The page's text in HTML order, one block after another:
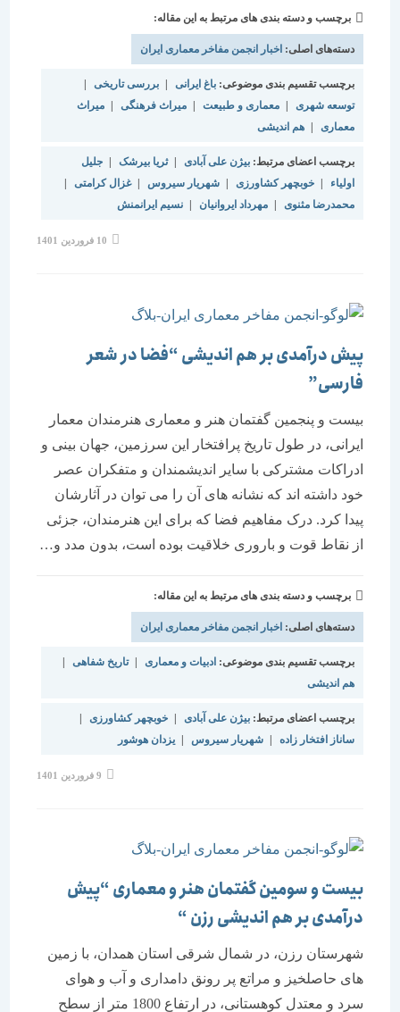
برچسب و دسته بندی های مرتبط به این مقاله:
دسته‌های اصلی:اخبار انجمن مفاخر معماری ایران
برچسب تقسیم بندی موضوعی:باغ ایرانی | بررسی تاریخی |
توسعه شهری | معماری و طبیعت | میراث فرهنگی |
میراث
معماری | هم اندیشی
برچسب اعضای مرتبط:بیژن علی آبادی | ثریا بیرشک |
جلیل
اولیاء | خوبچهر کشاورزی | شهریار سیروس | غزال کرامتی |
محمدرضا مثنوی | مهرداد ایروانیان | نسیم ایرانمنش
پیش درآمدی بر هم اندیشی “فضا در شعر
فارسی”
بیست و پنجمین گفتمان هنر و معماری هنرمندان معمار
ایرانی، در طول تاریخ پرافتخار این سرزمین، جهان بینی و
ادراکات مشترکی با سایر اندیشمندان و متفکران عصر
خود داشته اند که نشانه های آن را می توان در آثارشان
پیدا کرد. درک مفاهیم فضا که برای این هنرمندان، جزئی
از نقاط قوت و باروری خلاقیت بوده است، بدون مدد و…
برچسب و دسته بندی های مرتبط به این مقاله:
دسته‌های اصلی:اخبار انجمن مفاخر معماری ایران
برچسب تقسیم بندی موضوعی:ادبیات و معماری | تاریخ شفاهی |
هم اندیشی
برچسب اعضای مرتبط:بیژن علی آبادی | خوبچهر کشاورزی
|
ساناز افتخار زاده | شهریار سیروس | یزدان هوشور
بیست و سومین گفتمان هنر و معماری “پیش
درآمدی بر هم اندیشی رزن “
شهرستان رزن، در شمال شرقی استان همدان، با زمین
های حاصلخیز و مراتع پر رونق دامداری و آب و هوای
سرد و معتدل کوهستانی، در ارتفاع 1800 متر از سطح